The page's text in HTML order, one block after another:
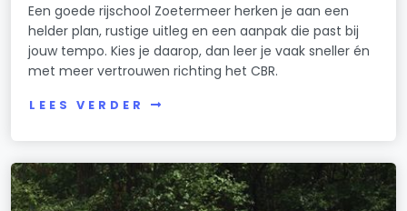
Een goede rijschool Zoetermeer herken je aan een
helder plan, rustige uitleg en een aanpak die past bij
jouw tempo. Kies je daarop, dan leer je vaak sneller én
met meer vertrouwen richting het CBR.
LEES VERDER